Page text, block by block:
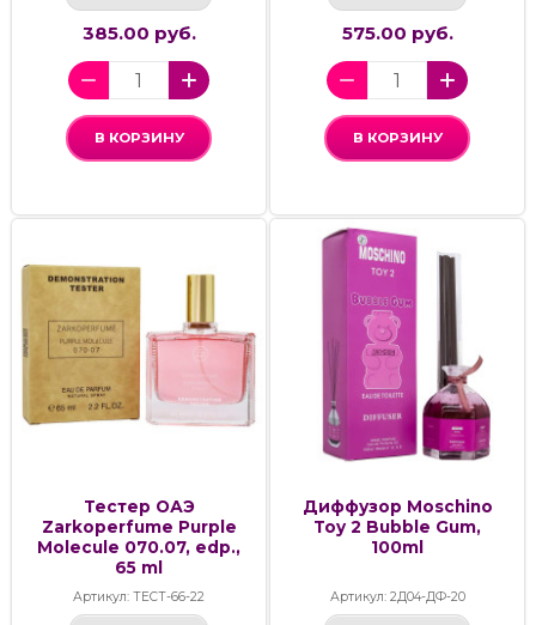
385.00 руб.
В КОРЗИНУ
575.00 руб.
В КОРЗИНУ
Тестер ОАЭ
Zarkoperfume Purple
Molecule 070.07, edp.,
65 ml
Артикул: ТЕСТ-66-22
Диффузор Moschino
Toy 2 Bubble Gum,
100ml
Артикул: 2Д04-ДФ-20